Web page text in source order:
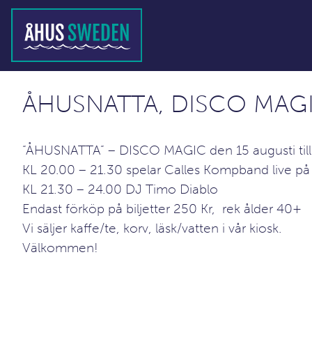
ÅHUSNATTA, DISCO
“ÅHUSNATTA” – DISCO MAGIC den 15
KL 20.00 – 21.30 spelar Calles Kompband live
KL 21.30 – 24.00 DJ Timo Diablo
Endast förköp på biljetter 250 Kr, rek ålder 40+
Vi säljer kaffe/te, korv, läsk/vatten i vår kiosk.
Välkommen!